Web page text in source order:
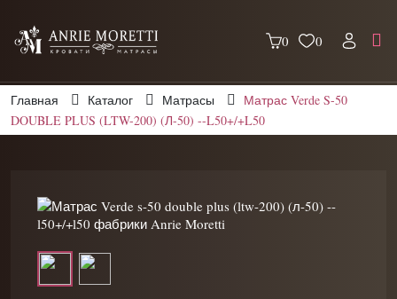
0 0
Главная Каталог Матрасы
Матрас Verde S-50
DOUBLE PLUS (LTW-200) (Л-50) --L50+/+L50